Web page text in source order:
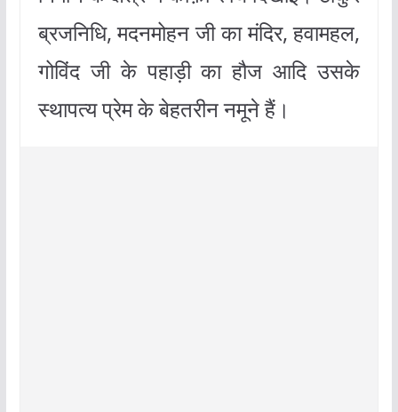
ब्रजनिधि, मदनमोहन जी का मंदिर, हवामहल,
गोविंद जी के पहाड़ी का हौज आदि उसके
स्थापत्य प्रेम के बेहतरीन नमूने हैं।